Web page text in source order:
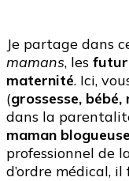
Je partage dans
mamans, les
maternité. Ici,
(grossesse,
dans la
maman
professionnel de
d’ordre médical,